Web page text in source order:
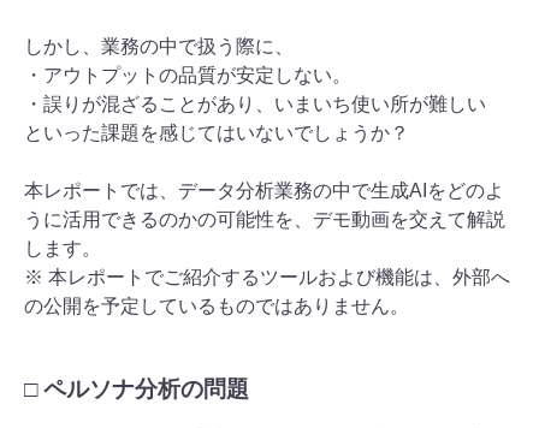
しかし、業務の中で扱う際に、
・アウトプットの品質が安定しない。
・誤りが混ざることがあり、いまいち使い所が難しい
といった課題を感じてはいないでしょうか？
本レポートでは、データ分析業務の中で生成AIをどのよ
うに活用できるのかの可能性を、デモ動画を交えて解説
します。
※ 本レポートでご紹介するツールおよび機能は、外部へ
の公開を予定しているものではありません。
□ ペルソナ分析の問題